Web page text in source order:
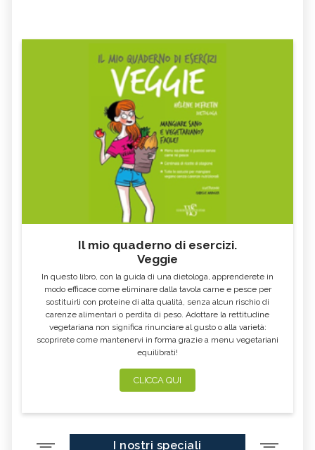
Il mio quaderno di esercizi.
Veggie
In questo libro, con la guida di una dietologa, apprenderete in
modo efficace come eliminare dalla tavola carne e pesce per
sostituirli con proteine di alta qualità, senza alcun rischio di
carenze alimentari o perdita di peso. Adottare la rettitudine
vegetariana non significa rinunciare al gusto o alla varietà:
scoprirete come mantenervi in forma grazie a menu vegetariani
equilibrati!
CLICCA QUI
I nostri speciali